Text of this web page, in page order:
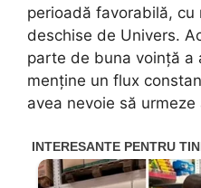
perioadă favorabilă,
deschise de Univers.
parte de buna voință a
menține un flux
avea nevoie să